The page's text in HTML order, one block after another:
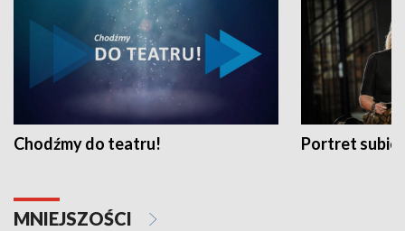
Chodźmy do teatru! Portret
MNIEJSZOŚCI